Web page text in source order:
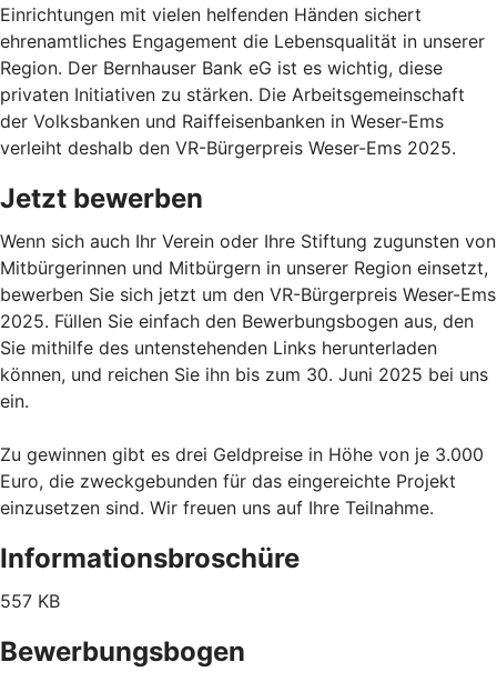
Einrichtungen mit vielen helfenden Händen sichert
ehrenamtliches Engagement die Lebensqualität in unserer
Region. Der Bernhauser Bank eG ist es wichtig, diese
privaten Initiativen zu stärken. Die Arbeitsgemeinschaft
der Volksbanken und Raiffeisenbanken in Weser-Ems
verleiht deshalb den VR-Bürgerpreis Weser-Ems 2025.
Jetzt bewerben
Wenn sich auch Ihr Verein oder Ihre Stiftung zugunsten von
Mitbürgerinnen und Mitbürgern in unserer Region einsetzt,
bewerben Sie sich jetzt um den VR-Bürgerpreis Weser-Ems
2025. Füllen Sie einfach den Bewerbungsbogen aus, den
Sie mithilfe des untenstehenden Links herunterladen
können, und reichen Sie ihn bis zum 30. Juni 2025 bei uns
ein.
Zu gewinnen gibt es drei Geldpreise in Höhe von je 3.000
Euro, die zweckgebunden für das eingereichte Projekt
einzusetzen sind. Wir freuen uns auf Ihre Teilnahme.
Informationsbroschüre
557 KB
Bewerbungsbogen